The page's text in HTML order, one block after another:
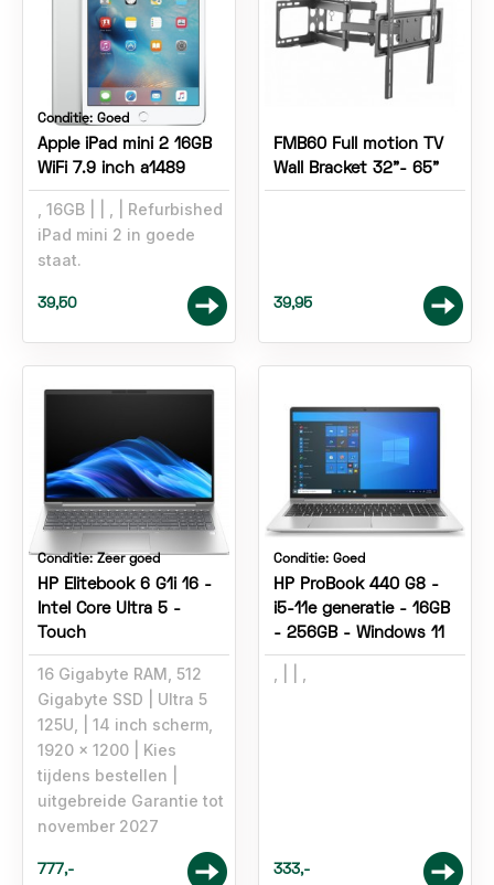
Conditie: Goed
Apple iPad mini 2 16GB
WiFi 7.9 inch a1489
, 16GB
Refurbished
iPad mini 2 in goede
staat.
39,50
FMB60 Full motion TV
Wall Bracket 32”- 65”
39,95
Conditie: Zeer goed
HP Elitebook 6 G1i 16 -
Intel Core Ultra 5 -
Touch
16 Gigabyte RAM, 512
Gigabyte SSD
Ultra 5
125U,
14 inch scherm,
1920 x 1200
Kies
tijdens bestellen
uitgebreide Garantie tot
november 2027
777,-
Conditie:Goed
HP ProBook 440 G8 -
i5-11e generatie - 16GB
- 256GB - Windows 11
333,-